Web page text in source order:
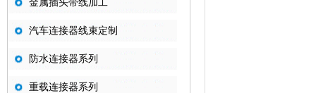
汽车连接器线束定制
防水连接器系列
重载连接器系列